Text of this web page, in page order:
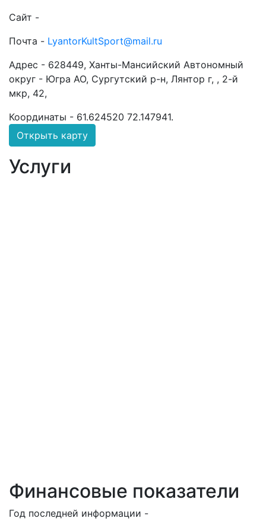
Сайт -
Почта - LyantorKultSport@mail.ru
Адрес - 628449, Ханты-Мансийский Автономный
округ - Югра АО, Сургутский р-н, Лянтор г, , 2-й
мкр, 42,
Координаты - 61.624520 72.147941.
Открыть карту
Услуги
Финансовые показатели
Год последней информации -